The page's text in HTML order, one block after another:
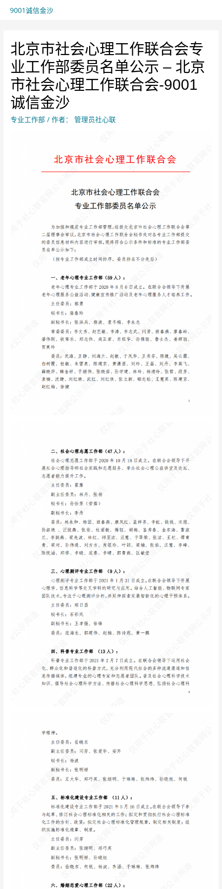
9001诚信金沙
北京市社会心理工作联合会专
业工作部委员名单公示 – 北京
市社会心理工作联合会-9001
诚信金沙
专业工作部 / 作者： 管理员社心联